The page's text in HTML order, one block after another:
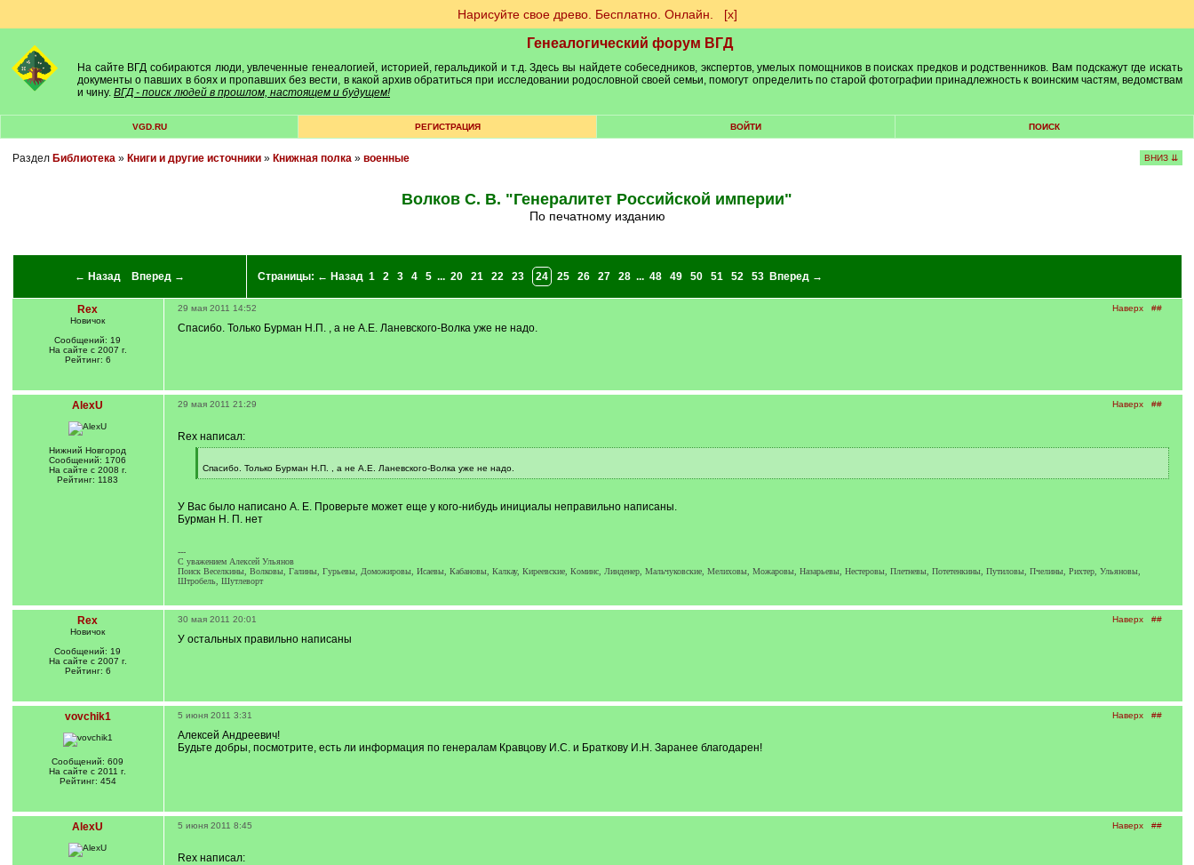
Нарисуйте свое древо. Бесплатно. Онлайн. [х]
Генеалогический форум ВГД
На сайте ВГД собираются люди, увлеченные генеалогией, историей, геральдикой и т.д. Здесь вы найдете собеседников, экспертов, умелых помощников в поисках предков и родственников. Вам подскажут где искать
документы о павших в боях и пропавших без вести, в какой архив обратиться при исследовании родословной своей семьи, помогут определить по старой фотографии принадлежность к воинским частям, ведомствам
и чину. ВГД - поиск людей в прошлом, настоящем и будущем!
VGD.RU РЕГИСТРАЦИЯ ВОЙТИ ПОИСК
Раздел Библиотека» Книги и другие источники» Книжная полка» военные ВНИЗ ⇊
Волков С. В. "Генералитет Российской империи"
По печатному изданию
← Назад Вперед → Страницы: ← Назад 1 2 3 4 5 ... 20 21 22 23 24 25 26 27 28 ... 48 49 50 51 52 53 Вперед →
Rex
Новичок
Сообщений: 19
На сайте с 2007 г.
Рейтинг: 6
Наверх ##
29 мая 2011 14:52
Спасибо. Только Бурман Н.П. , а не А.Е. Ланевского-Волка уже не надо.
AlexU
Нижний Новгород
Сообщений: 1706
На сайте с 2008 г.
Рейтинг: 1183
Наверх ##
29 мая 2011 21:29
Rex написал:
q
]
Спасибо. Только Бурман Н.П. , а не А.Е. Ланевского-Волка уже не надо.
[
]
У Вас было написано А. Е. Проверьте может еще у кого-нибудь инициалы неправильно написаны.
Бурман Н. П. нет
---
C уважением Алексей Ульянов
Поиск Веселкины, Волковы, Галины, Гурьевы, Доможировы, Исаевы, Кабановы, Калкау, Киреевские, Коминс, Линденер, Мальчуковские, Мелиховы, Можаровы, Назарьевы, Нестеровы, Плетневы, Потетенкины, Путиловы, Пчелины, Рихтер, Ульяновы,
Штробель, Шутлеворт
Rex
Новичок
Сообщений: 19
На сайте с 2007 г.
Рейтинг: 6
Наверх ##
30 мая 2011 20:01
У остальных правильно написаны
vovchik1
Сообщений: 609
На сайте с 2011 г.
Рейтинг: 454
Наверх ##
5 июня 2011 3:31
Алексей Андреевич!
Будьте добры, посмотрите, есть ли информация по генералам Кравцову И.С. и Браткову И.Н. Заранее благодарен!
AlexU Наверх ##
5 июня 2011 8:45
Rex написал: